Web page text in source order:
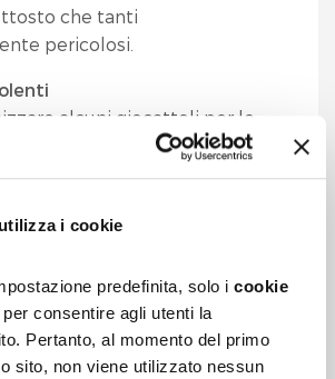
i cookie
predefinita, solo i cookie
consentire agli utenti la
Pertanto, al momento del primo
sito, non viene utilizzato nessun
che tanti
pericolosi.
alcuni giocattoli per le
aggressive e
violente: teniamo
del corredo emotivo umano,
ad affrontarla e gestirla.
supervisionare tali giochi,
che il bambino ne fa.